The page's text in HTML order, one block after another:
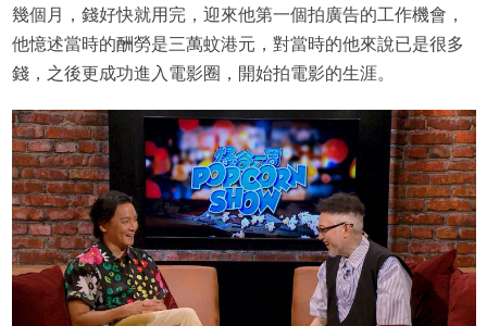
幾個月，錢好快就用完，迎來他第一個拍廣告的工作機會，
他憶述當時的酬勞是三萬蚊港元，對當時的他來說已是很多
錢，之後更成功進入電影圈，開始拍電影的生涯。